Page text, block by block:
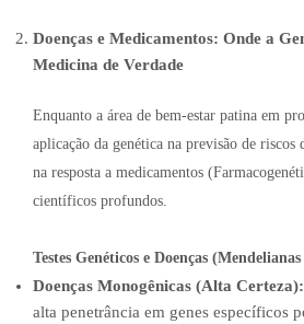
Doenças e Medicamentos: Onde a
Medicina de Verdade
Enquanto a área de bem-estar patina em
aplicação da genética na previsão de riscos
na resposta a medicamentos
científicos profundos.
Testes Genéticos e Doenças
Doenças Monogênicas (Alta Certeza):
alta penetrância em genes específicos